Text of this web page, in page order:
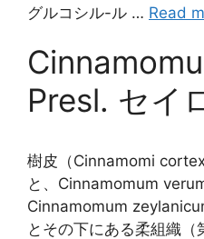
グルコシル-ル … Read
Presl. セイ
樹皮（Cinnamomi
と、Cinnamomum
Cinnamomum
とその下にある柔組織